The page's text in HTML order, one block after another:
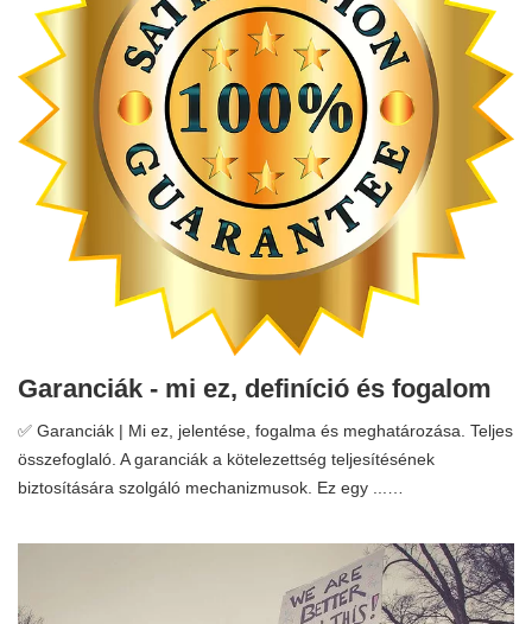
Garanciák - mi ez, definíció és fogalom
✅ Garanciák | Mi ez, jelentése, fogalma és meghatározása. Teljes
összefoglaló. A garanciák a kötelezettség teljesítésének
biztosítására szolgáló mechanizmusok. Ez egy ...…